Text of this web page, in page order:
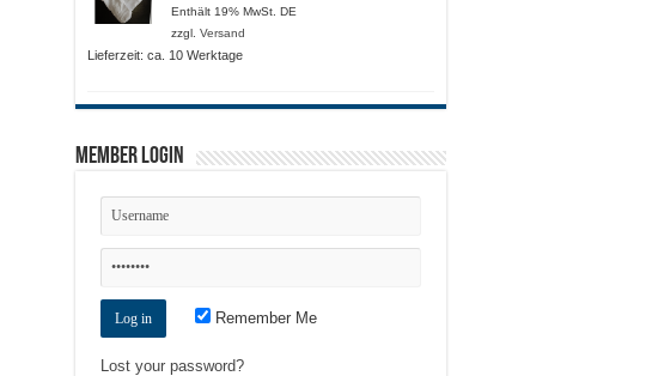
Enthält 19% MwSt. DE
zzgl. Versand
Lieferzeit: ca. 10 Werktage
Member Login
Remember Me
Lost your password?